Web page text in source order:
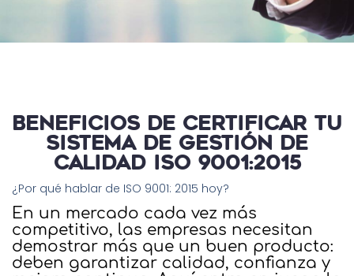
Beneficios de Certificar tu
Sistema de Gestión de
Calidad ISO 9001:2015
¿Por qué hablar de ISO 9001: 2015 hoy?
En un mercado cada vez más
competitivo, las empresas necesitan
demostrar más que un buen producto:
deben garantizar calidad, confianza y